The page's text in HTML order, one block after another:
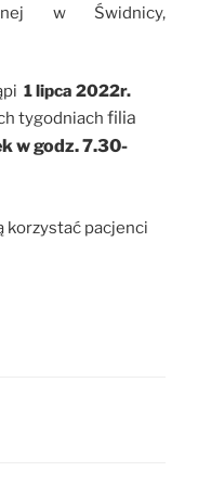
w Świdnicy,
1 lipca 2022r.
tygodniach filia
w godz. 7.30-
korzystać pacjenci